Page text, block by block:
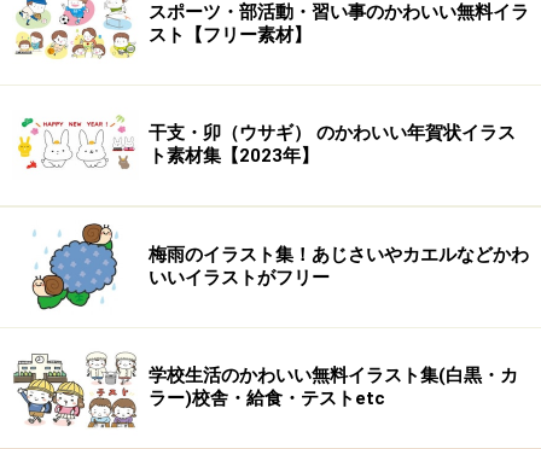
横を向いた亥（いのしし）のフリーイラス
ト
【亥4】横を向いた亥です。
手描き風のかっこいい和風亥のフリーイラ
スト
スポーツ・部活動・習い事のかわいい無料イラ
スト【フリー素材】
干支・卯（ウサギ） のかわいい年賀状イラス
ト素材集【2023年】
梅雨のイラスト集！あじさいやカエルなどかわ
いいイラストがフリー
学校生活のかわいい無料イラスト集(白黒・カ
ラー)校舎・給食・テストetc